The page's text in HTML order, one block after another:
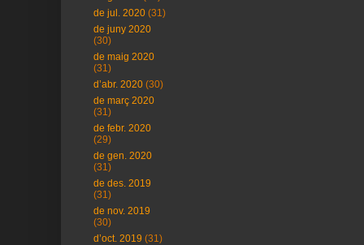
de jul. 2020 (31)
de juny 2020
(30)
de maig 2020
(31)
d’abr. 2020 (30)
de març 2020
(31)
de febr. 2020
(29)
de gen. 2020
(31)
de des. 2019
(31)
de nov. 2019
(30)
d’oct. 2019 (31)